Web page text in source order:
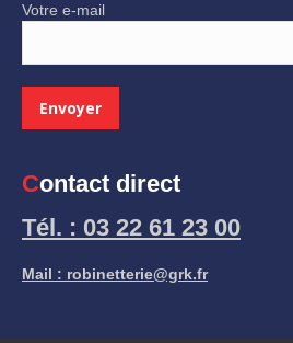
Votre e-mail
Contact direct
Tél. : 03 22 61 23 00
Mail : robinetterie@grk.fr